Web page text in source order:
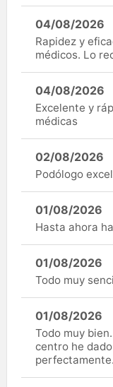
04/08/2026
Rapidez y
médicos. Lo
04/08/2026
Excelente y
médicas
02/08/2026
Podólogo
01/08/2026
Hasta ahora
01/08/2026
Todo muy
01/08/2026
Todo muy
centro he
perfectamente.